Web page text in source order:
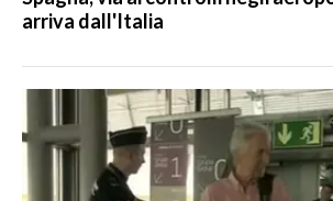
arriva dall'Italia